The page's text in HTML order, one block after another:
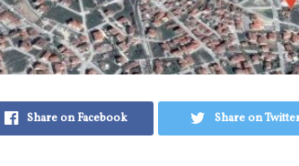
Share on Facebook Share on